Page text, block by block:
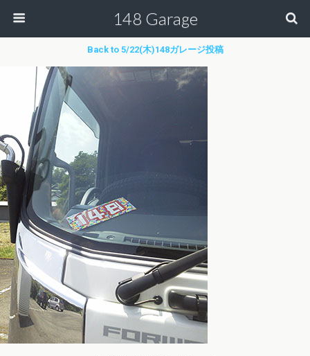
148 Garage
Back to 5/22(木)148ガレージ投稿